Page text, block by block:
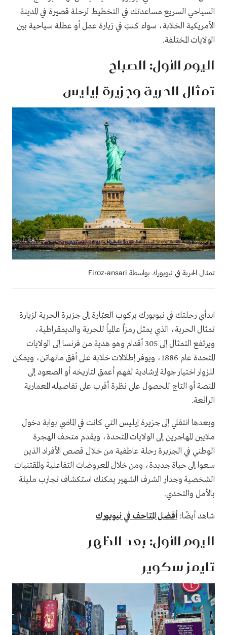
السياحي السريع مساعدتك في التخطيط لرحلة قصيرة في المدينة
الأمريكية الخلابة، سواء كنتِ في زيارة عمل أو عطلة سياحية بين
الولايات المختلفة.
اليوم الأول: الصباح
تمثال الحرية وجزيرة إيليس
تمثال الحرية في نيويورك بواسطة Firoz-ansari
ابدأي رحلتك في نيويورك بركوب العبّارة إلى جزيرة الحرية لزيارة
تمثال الحرية، الذي يمثل رمزاً عالمياً للحرية والديمقراطية،
ويرتفع التمثال إلى 305 أقدام وهو هدية من فرنسا إلى الولايات
المتحدة عام 1886، ويوفر إطلالات خلابة على أفق مانهاتن، ويمكن
للزوار اختيار جولة إرشادية لفهم أعمق لتاريخه أو الصعود إلى
المنصة أو التاج للحصول على نظرة أقرب على تفاصيله المعمارية
الرائعة.
وبعدها انتقلي إلى جزيرة إيليس التي كانت في الماضي بوابة دخول
ملايين المهاجرين إلى الولايات المتحدة، ويقدم متحف الهجرة
الوطني في الجزيرة رحلة عاطفية من خلال قصص الأفراد الذين
سعوا إلى حياة جديدة، ومن خلال المعروضات التفاعلية والمقتنيات
الشخصية وجدار الشرف الشهير يمكنك استكشاف تجارب مليئة
بالأمل والتحدي.
شاهد أيضًا: أفضل المتاحف في نيويورك
اليوم الأول: بعد الظهر
تايمز سكوير